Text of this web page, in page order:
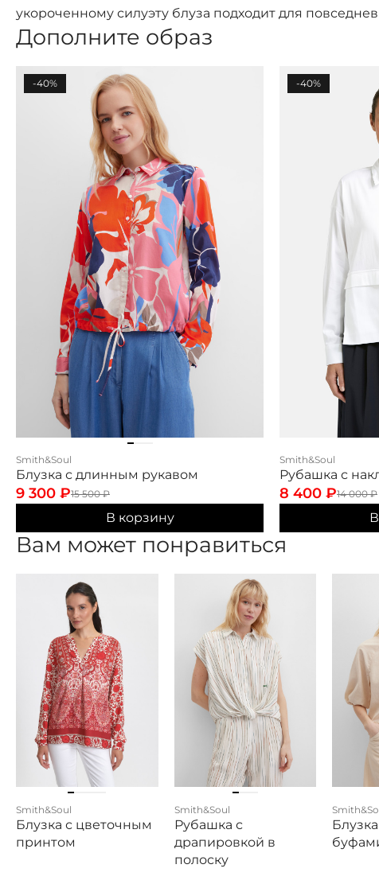
укороченному силуэту блуза подходит для
Дополните образ
-40%
Smith&Soul
Блузка с длинным рукавом
15 500₽
9 300 ₽
В корзину
-40%
Smith&Soul
Рубашка с
14 000₽
8 400 ₽
Вам может понравиться
Smith&Soul
Блузка с цветочным
принтом
Smith&Soul
Рубашка с
драпировкой в
полоску